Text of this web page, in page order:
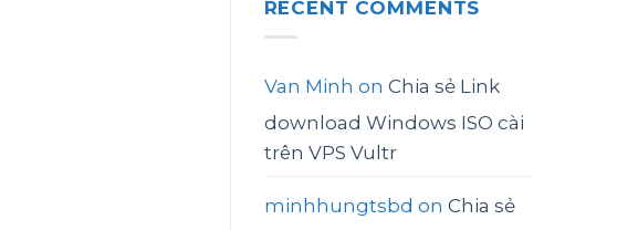
RECENT COMMENTS
Van Minh on Chia sẻ Link
download Windows ISO cài
trên VPS Vultr
minhhungtsbd on Chia sẻ